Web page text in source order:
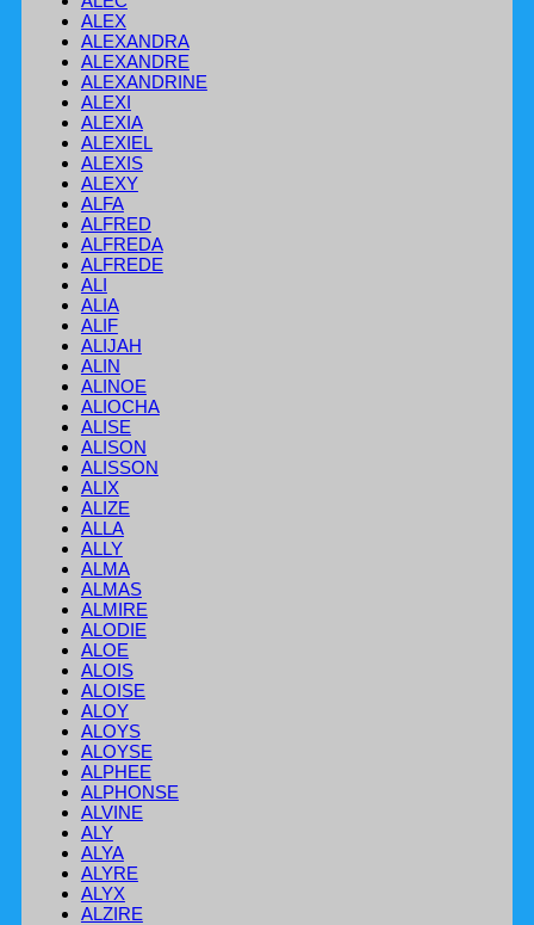
ALEX
ALEXANDRA
ALEXANDRE
ALEXANDRINE
ALEXI
ALEXIA
ALEXIEL
ALEXIS
ALEXY
ALFA
ALFRED
ALFREDA
ALFREDE
ALI
ALIA
ALIF
ALIJAH
ALIN
ALINOE
ALIOCHA
ALISE
ALISON
ALISSON
ALIX
ALIZE
ALLA
ALLY
ALMA
ALMAS
ALMIRE
ALODIE
ALOE
ALOIS
ALOISE
ALOY
ALOYS
ALOYSE
ALPHEE
ALPHONSE
ALVINE
ALY
ALYA
ALYRE
ALYX
ALZIRE